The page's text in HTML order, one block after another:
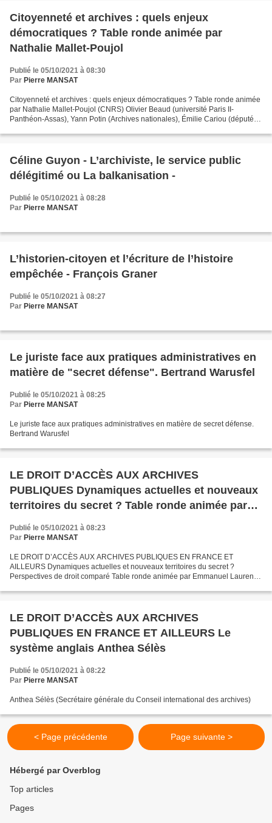
Citoyenneté et archives : quels enjeux
démocratiques ? Table ronde animée par
Nathalie Mallet-Poujol
Publié le 05/10/2021 à 08:30
Par Pierre MANSAT
Citoyenneté et archives : quels enjeux démocratiques ? Table ronde animée
par Nathalie Mallet-Poujol (CNRS) Olivier Beaud (université Paris II-
Panthéon-Assas), Yann Potin (Archives nationales), Émilie Cariou (députée
Céline Guyon - L’archiviste, le service public
délégitimé ou La balkanisation -
Publié le 05/10/2021 à 08:28
Par Pierre MANSAT
L’historien-citoyen et l’écriture de l’histoire
empêchée - François Graner
Publié le 05/10/2021 à 08:27
Par Pierre MANSAT
Le juriste face aux pratiques administratives en
matière de "secret défense". Bertrand Warusfel
Publié le 05/10/2021 à 08:25
Par Pierre MANSAT
Le juriste face aux pratiques administratives en matière de secret défense.
Bertrand Warusfel
LE DROIT D’ACCÈS AUX ARCHIVES
PUBLIQUES Dynamiques actuelles et nouveaux
territoires du secret ? Table ronde animée par
Publié le 05/10/2021 à 08:23
Par Pierre MANSAT
LE DROIT D’ACCÈS AUX ARCHIVES PUBLIQUES EN FRANCE ET
AILLEURS Dynamiques actuelles et nouveaux territoires du secret ?
Perspectives de droit comparé Table ronde animée par Emmanuel Laurentin
LE DROIT D’ACCÈS AUX ARCHIVES
PUBLIQUES EN FRANCE ET AILLEURS Le
système anglais Anthea Sélès
Publié le 05/10/2021 à 08:22
Par Pierre MANSAT
Anthea Sélès (Secrétaire générale du Conseil international des archives)
< Page précédente Page suivante >
Hébergé par Overblog
Top articles
Pages